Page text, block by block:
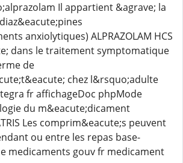
Il appartient &agrave; la
anxiolytiques) ALPRAZOLAM HCS
dans le traitement symptomatique
de
chez l&rsquo;adulte
fr affichageDoc phpMode
du m&eacute;dicament
Les comprim&eacute;s peuvent
ou entre les repas base-
medicaments gouv fr medicament